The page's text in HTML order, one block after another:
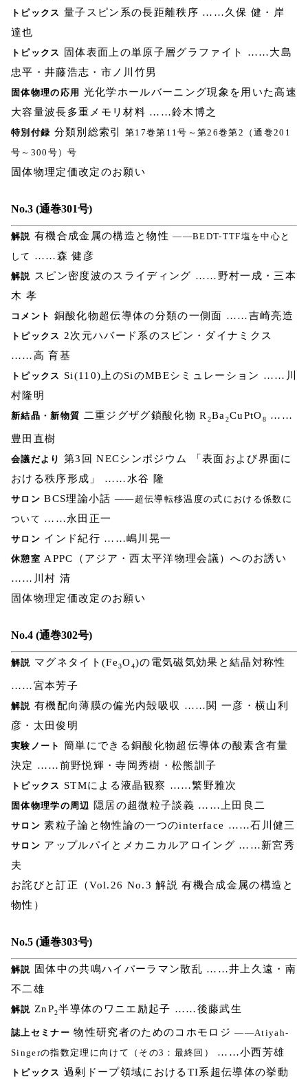
トピックス 量子スピン系の長距離秩序 ……久保 健・岸
達也
トピックス
固体表面上の単原子層グラファイト ……大島
忠平・井藤浩志・市ノ川竹男
固体物理の応用 光化学ホールバーニング現象を用いた高速
大容量波長多重メモリ材料 ……鈴木博之
特別付録 分類別総索引 第17巻第11号～第26巻第2（通巻201
号～300号）号
固体物理定価改定のお願い
No.3 (通巻301号)
解説 有機合成金属の構造と物性――BEDT-TTF塩を中心と
して ……森 健彦
解説 スピン密度波のスライディング ……野村一成・三本
木 孝
コメント 銅酸化物超伝導体の分類の一側面 ……吉崎亮造
トピックス 2次元ハバード系のスピン・ダイナミクス
……高 育基
トピックス Si(110)上のSiのMBEシミュレーション ……川
村隆明
新結晶・新物質 二重ジグザグ鎖酸化物 R2Ba2CuPtO8 ……
豊田直樹
会議だより 第3回 NECシンポジウム 「表面および界面に
おける秩序形成」 ……水谷 隆
サロン BCS理論小話 ――超伝導転移温度の式における係数に
ついて ……永田正一
サロン インド紀行 ……嶋川晃一
休憩室 APPC（アジア・西太平洋物理会議）へのお誘い
……川村 清
固体物理定価改定のお願い
No.4 (通巻302号)
解説 マグネタイト(Fe3O4)の電気磁気効果と結晶対称性
……宮本芳子
解説 有機配向薄膜の偏光内殻吸収 ……関 一彦・横山利
彦・太田俊明
実験ノート 簡単にできる銅酸化物超伝導体の酸素含有量
決定 ……前野悦輝・寺岡秀樹・松熊訓子
トピックス STMによる液晶観察 ……繁野雅次
固体物理学の周辺 隠居の超微粒子談義 ……上田良二
サロン 素粒子論と物性論の一つのinterface ……石川健三
サロン アップルパイとメカニカルアロイング ……新宮秀
夫
お詫びと訂正（Vol.26 No.3 解説 有機合成金属の構造と
物性）
No.5 (通巻303号)
解説 固体中の共鳴ハイパーラマン散乱 ……井上久遠・南
不二雄
解説 ZnP2半導体のワニエ励起子 ……後藤武生
誌上セミナー 物性研究者のためのコホモロジ――Atiyah-
Singerの指数定理に向けて（その3：最終回）
……小西芳雄
トピックス 過剰ドープ領域におけるTI系超伝導体の挙動